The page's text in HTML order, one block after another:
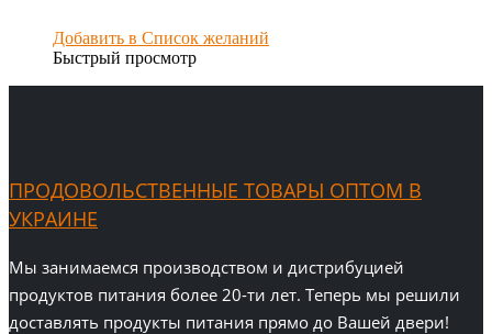
Добавить в Список желаний
Быстрый просмотр
ПРОДОВОЛЬСТВЕННЫЕ ТОВАРЫ ОПТОМ В
УКРАИНЕ
Мы занимаемся производством и дистрибуцией
продуктов питания более 20-ти лет. Теперь мы решили
доставлять продукты питания прямо до Вашей двери!